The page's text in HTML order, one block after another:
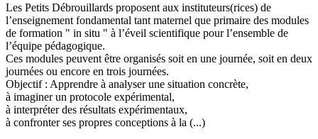
Les Petits Débrouillards proposent aux instituteurs(rices) de
l’enseignement fondamental tant maternel que primaire des modules
de formation " in situ " à l’éveil scientifique pour l’ensemble de
l’équipe pédagogique.
Ces modules peuvent être organisés soit en une journée, soit en deux
journées ou encore en trois journées.
Objectif : Apprendre à analyser une situation concrète,
à imaginer un protocole expérimental,
à interpréter des résultats expérimentaux,
à confronter ses propres conceptions à la (...)